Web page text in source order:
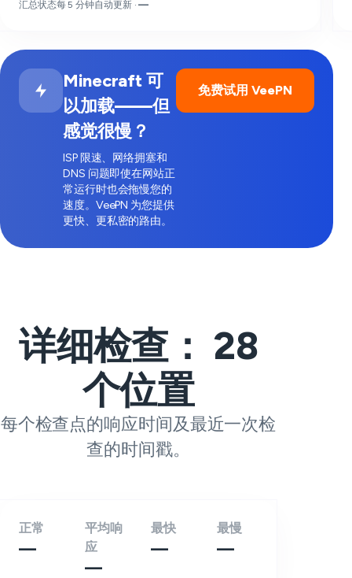
汇总状态每 5 分钟自动更新 ·—
Minecraft 可
以加载——但
感觉很慢？
ISP 限速、网络拥塞和
DNS 问题即使在网站正
常运行时也会拖慢您的
速度。VeePN 为您提供
更快、更私密的路由。
免费试用 VeePN
详细检查： 28
个位置
每个检查点的响应时间及最近一次检
查的时间戳。
正常
—
平均响
应
—
最快
—
最慢
—